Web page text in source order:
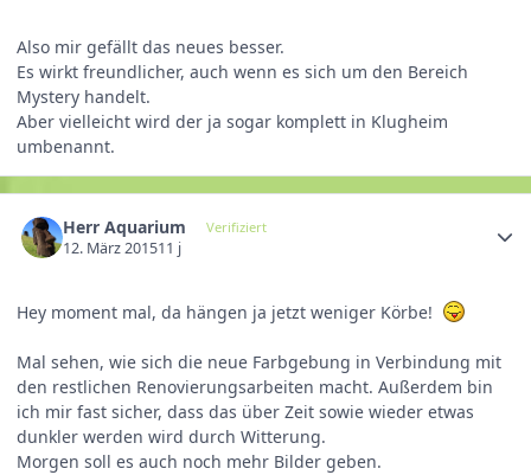
Also mir gefällt das neues besser.
Es wirkt freundlicher, auch wenn es sich um den Bereich
Mystery handelt.
Aber vielleicht wird der ja sogar komplett in Klugheim
umbenannt.
Herr Aquarium Verifiziert
12. März 201511 j
Hey moment mal, da hängen ja jetzt weniger Körbe!
Mal sehen, wie sich die neue Farbgebung in Verbindung mit
den restlichen Renovierungsarbeiten macht. Außerdem bin
ich mir fast sicher, dass das über Zeit sowie wieder etwas
dunkler werden wird durch Witterung.
Morgen soll es auch noch mehr Bilder geben.